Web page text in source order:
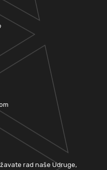
rad naše Udruge,